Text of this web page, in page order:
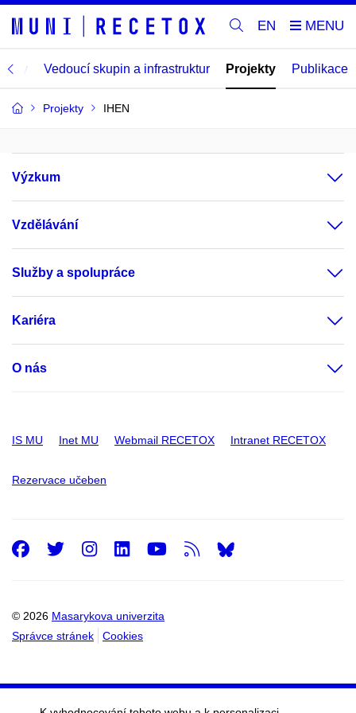
EN
Vedoucí skupin a infrastruktur Projekty Publikace
Projekty IHEN
Výzkum
Vzdělávání
Služby a spolupráce
Kariéra
O nás
IS MU Inet MU Webmail RECETOX Intranet RECETOX
Rezervace učeben
© 2026 Masarykova univerzita
Správce stránek
Cookies
Facebook
Twitter
Instagram
LinkedIn
Youtube
RSS